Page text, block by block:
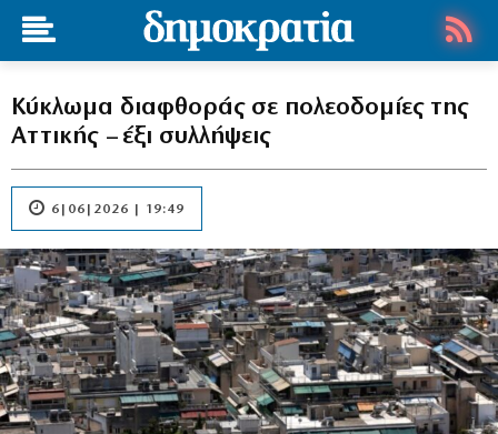
Κύκλωμα διαφθοράς σε πολεοδομίες της
Αττικής – έξι συλλήψεις
6|06|2026 | 19:49